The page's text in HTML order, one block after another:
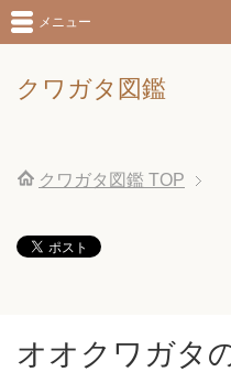
クワガタ図鑑
メニュー
クワガタ図鑑 TOP
オオクワガタ